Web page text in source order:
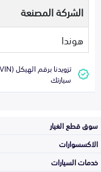
الشركة المصنعة
هوندا
سيارتك
سوق قطع الغيار
الاكسسوارات
خدمات السيارات